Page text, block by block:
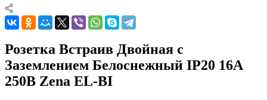
Розетка Встраив Двойная с
Заземлением Белоснежный IP20 16А
250В Zena EL-BI